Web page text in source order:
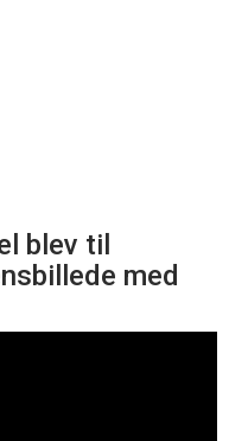
blev til
med